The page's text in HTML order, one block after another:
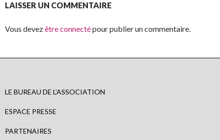
LAISSER UN COMMENTAIRE
Vous devezêtre connectépour publier un commentaire.
LE BUREAU DE L’ASSOCIATION
ESPACE PRESSE
PARTENAIRES